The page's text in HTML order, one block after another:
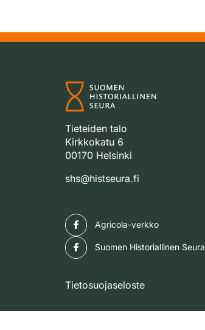
Tieteiden talo
Kirkkokatu 6
00170 Helsinki
shs@histseura.fi
Agricola-verkko
Suomen Historiallinen Seura
Tietosuojaseloste